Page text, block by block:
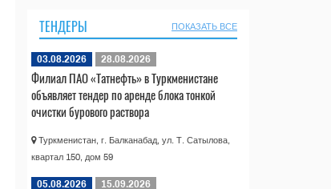
ТЕНДЕРЫ ПОКАЗАТЬ ВСЕ
03.08.2026 28.08.2026
Филиал ПАО «Татнефть» в Туркменистане
объявляет тендер по аренде блока тонкой
очистки бурового раствора
Туркменистан, г. Балканабад, ул. Т. Сатылова,
квартал 150, дом 59
05.08.2026 15.09.2026